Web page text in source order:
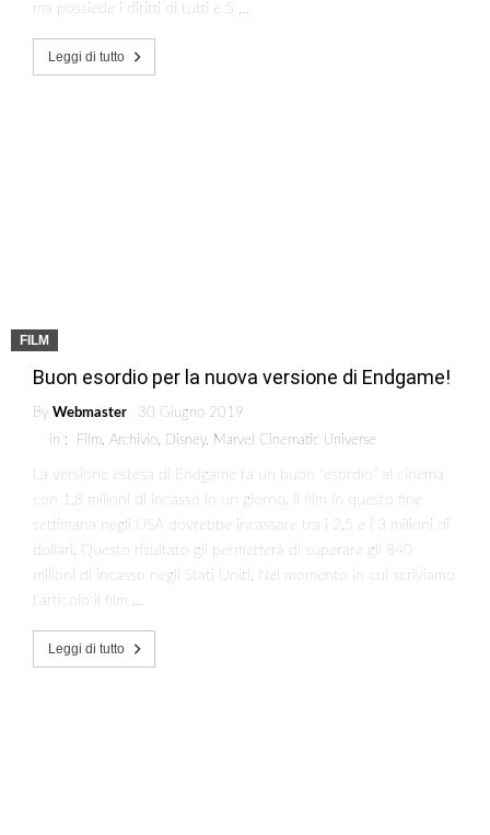
ma possiede i diritti di tutti e 5 …
Leggi di tutto
FILM
Buon esordio per la nuova versione di Endgame!
By Webmaster
30 Giugno 2019
in :
Film Archivio Disney, Marvel Cinematic Universe
La versione estesa di Endgame fa un buon “esordio” al cinema
con 1,8 milioni di incasso in un giorno. Il film in questo fine
settimana negli USA dovrebbe incassare tra i 2,5 e i 3 milioni di
dollari. Questo risultato gli permetterà di superare gli 840
milioni di incasso negli Stati Uniti. Nel momento in cui scriviamo
l’articolo il film …
Leggi di tutto